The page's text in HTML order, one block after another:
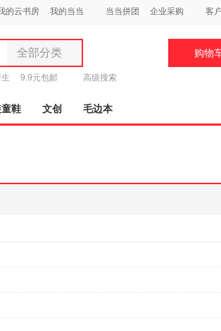
的云书房 我的当当 当当拼团 企业采购 客
全部分类
全部分类
图书
电子书
9.9元包邮 高级搜索
购物
鞋 文创 毛边本